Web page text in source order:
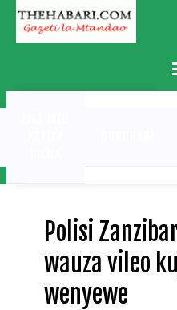
Skip
content
Polisi
wauza vileo
wenyewe